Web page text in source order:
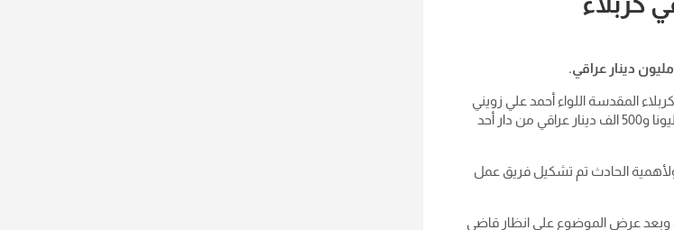
المقدسة اللواء أحمد علي زويني
تمكن قسم مكافحة الإجرام من إلقاء القبض على متهمين لقيامهما بسرقة مبلغ قدره 57 مليونا و500 الف دينار عراقي من دار أحد
الحادث تم تشكيل فريق عمل
وبعد عرض الموضوع على انظار قاضي